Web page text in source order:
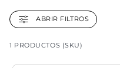
ABRIR FILTROS
1 PRODUCTOS (SKU)